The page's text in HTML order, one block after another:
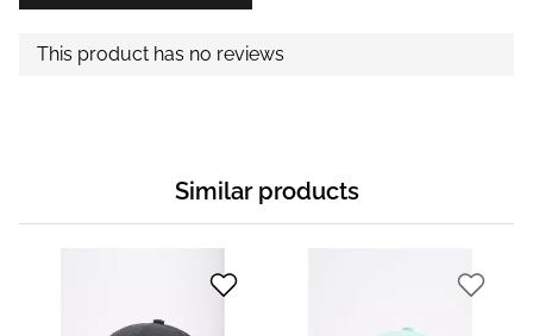
This product has no reviews
Similar products